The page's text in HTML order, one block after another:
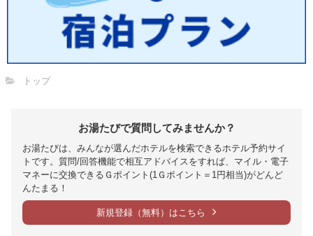
トップ
お湯たびで質問してみませんか？
お湯たびは、みんなが選んだホテルを検索できるホテル予約サイ
トです。質問/回答機能で相互アドバイスをすれば、マイル・電子
マネーに交換できるＧポイント(1Ｇポイント＝1円相当)がどんど
んたまる！
新規登録（無料）はこちら